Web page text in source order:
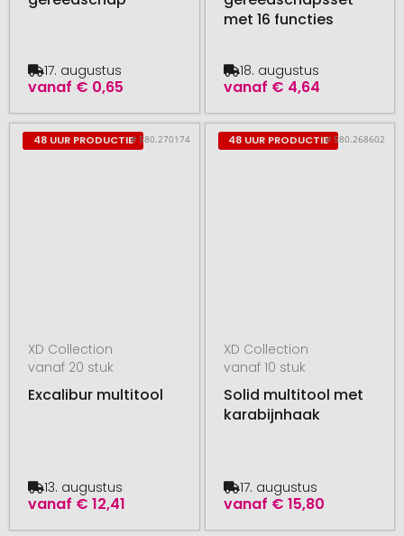
vanaf € 0,65
17. augustus
met 16 functies
vanaf € 4,64
18. augustus
48 UUR PRODUCTIE# 580.270174
XD Collection
vanaf 20 stuk
Excalibur multitool
vanaf € 12,41
13. augustus
48 UUR PRODUCTIE# 580.268602
XD Collection
vanaf 10 stuk
Solid multitool met
karabijnhaak
vanaf € 15,80
17. augustus